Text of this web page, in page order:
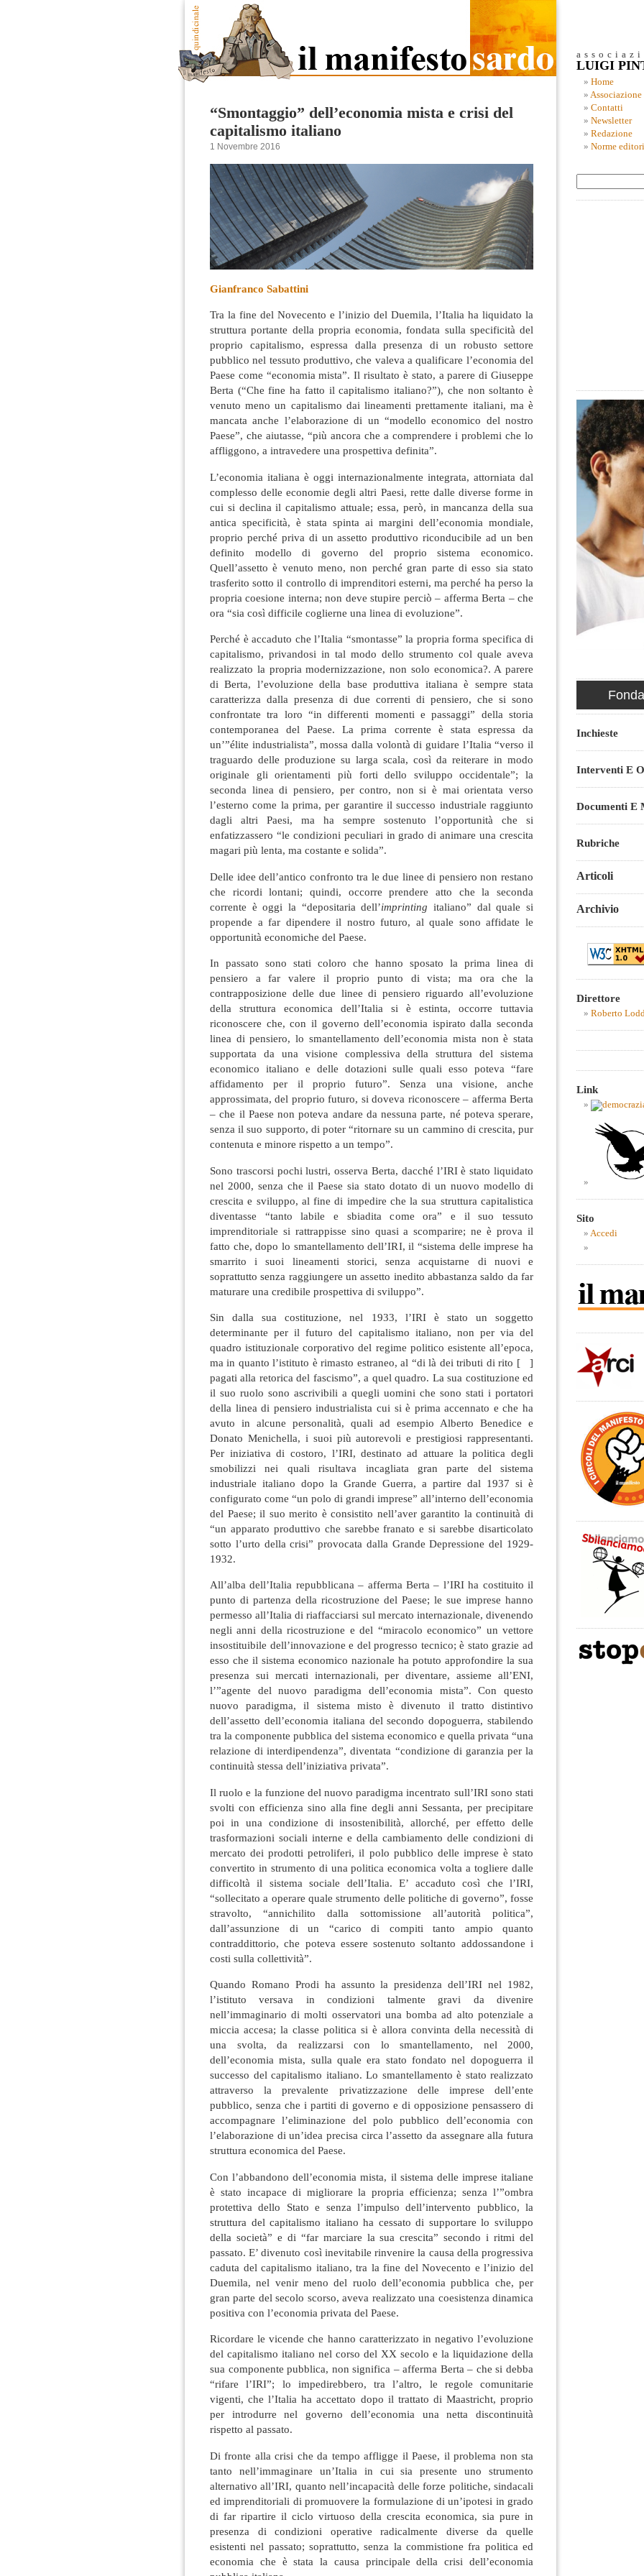
“Smontaggio” dell’economia mista e crisi del
capitalismo italiano
1 Novembre 2016
Gianfranco Sabattini
Tra la fine del Novecento e l’inizio del Duemila, l’Italia ha liquidato la
struttura portante della propria economia, fondata sulla specificità del
proprio capitalismo, espressa dalla presenza di un robusto settore
pubblico nel tessuto produttivo, che valeva a qualificare l’economia del
Paese come “economia mista”. Il risultato è stato, a parere di Giuseppe
Berta (“Che fine ha fatto il capitalismo italiano?”), che non soltanto è
venuto meno un capitalismo dai lineamenti prettamente italiani, ma è
mancata anche l’elaborazione di un “modello economico del nostro
Paese”, che aiutasse, “più ancora che a comprendere i problemi che lo
affliggono, a intravedere una prospettiva definita”.
L’economia italiana è oggi internazionalmente integrata, attorniata dal
complesso delle economie degli altri Paesi, rette dalle diverse forme in
cui si declina il capitalismo attuale; essa, però, in mancanza della sua
antica specificità, è stata spinta ai margini dell’economia mondiale,
proprio perché priva di un assetto produttivo riconducibile ad un ben
definito modello di governo del proprio sistema economico.
Quell’assetto è venuto meno, non perché gran parte di esso sia stato
trasferito sotto il controllo di imprenditori esterni, ma perché ha perso la
propria coesione interna; non deve stupire perciò – afferma Berta – che
ora “sia così difficile coglierne una linea di evoluzione”.
Perché è accaduto che l’Italia “smontasse” la propria forma specifica di
capitalismo, privandosi in tal modo dello strumento col quale aveva
realizzato la propria modernizzazione, non solo economica?. A parere
di Berta, l’evoluzione della base produttiva italiana è sempre stata
caratterizza dalla presenza di due correnti di pensiero, che si sono
confrontate tra loro “in differenti momenti e passaggi” della storia
contemporanea del Paese. La prima corrente è stata espressa da
un’”élite industrialista”, mossa dalla volontà di guidare l’Italia “verso il
traguardo delle produzione su larga scala, così da reiterare in modo
originale gli orientamenti più forti dello sviluppo occidentale”; la
seconda linea di pensiero, per contro, non si è mai orientata verso
l’esterno come la prima, per garantire il successo industriale raggiunto
dagli altri Paesi, ma ha sempre sostenuto l’opportunità che si
enfatizzassero “le condizioni peculiari in grado di animare una crescita
magari più lenta, ma costante e solida”.
Delle idee dell’antico confronto tra le due linee di pensiero non restano
che ricordi lontani; quindi, occorre prendere atto che la seconda
corrente è oggi la “depositaria dell’imprinting italiano” dal quale si
propende a far dipendere il nostro futuro, al quale sono affidate le
opportunità economiche del Paese.
In passato sono stati coloro che hanno sposato la prima linea di
pensiero a far valere il proprio punto di vista; ma ora che la
contrapposizione delle due linee di pensiero riguardo all’evoluzione
della struttura economica dell’Italia si è estinta, occorre tuttavia
riconoscere che, con il governo dell’economia ispirato dalla seconda
linea di pensiero, lo smantellamento dell’economia mista non è stata
supportata da una visione complessiva della struttura del sistema
economico italiano e delle dotazioni sulle quali esso poteva “fare
affidamento per il proprio futuro”. Senza una visione, anche
approssimata, del proprio futuro, si doveva riconoscere – afferma Berta
– che il Paese non poteva andare da nessuna parte, né poteva sperare,
senza il suo supporto, di poter “ritornare su un cammino di crescita, pur
contenuta e minore rispetto a un tempo”.
Sono trascorsi pochi lustri, osserva Berta, dacché l’IRI è stato liquidato
nel 2000, senza che il Paese sia stato dotato di un nuovo modello di
crescita e sviluppo, al fine di impedire che la sua struttura capitalistica
diventasse “tanto labile e sbiadita come ora” e il suo tessuto
imprenditoriale si rattrappisse sino quasi a scomparire; ne è prova il
fatto che, dopo lo smantellamento dell’IRI, il “sistema delle imprese ha
smarrito i suoi lineamenti storici, senza acquistarne di nuovi e
soprattutto senza raggiungere un assetto inedito abbastanza saldo da far
maturare una credibile prospettiva di sviluppo”.
Sin dalla sua costituzione, nel 1933, l’IRI è stato un soggetto
determinante per il futuro del capitalismo italiano, non per via del
quadro istituzionale corporativo del regime politico esistente all’epoca,
ma in quanto l’istituto è rimasto estraneo, al “di là dei tributi di rito [ ]
pagati alla retorica del fascismo”, a quel quadro. La sua costituzione ed
il suo ruolo sono ascrivibili a quegli uomini che sono stati i portatori
della linea di pensiero industrialista cui si è prima accennato e che ha
avuto in alcune personalità, quali ad esempio Alberto Benedice e
Donato Menichella, i suoi più autorevoli e prestigiosi rappresentanti.
Per iniziativa di costoro, l’IRI, destinato ad attuare la politica degli
smobilizzi nei quali risultava incagliata gran parte del sistema
industriale italiano dopo la Grande Guerra, a partire dal 1937 si è
configurato come “un polo di grandi imprese” all’interno dell’economia
del Paese; il suo merito è consistito nell’aver garantito la continuità di
“un apparato produttivo che sarebbe franato e si sarebbe disarticolato
sotto l’urto della crisi” provocata dalla Grande Depressione del 1929-
1932.
All’alba dell’Italia repubblicana – afferma Berta – l’IRI ha costituito il
punto di partenza della ricostruzione del Paese; le sue imprese hanno
permesso all’Italia di riaffacciarsi sul mercato internazionale, divenendo
negli anni della ricostruzione e del “miracolo economico” un vettore
insostituibile dell’innovazione e del progresso tecnico; è stato grazie ad
esso che il sistema economico nazionale ha potuto approfondire la sua
presenza sui mercati internazionali, per diventare, assieme all’ENI,
l’”agente del nuovo paradigma dell’economia mista”. Con questo
nuovo paradigma, il sistema misto è divenuto il tratto distintivo
dell’assetto dell’economia italiana del secondo dopoguerra, stabilendo
tra la componente pubblica del sistema economico e quella privata “una
relazione di interdipendenza”, diventata “condizione di garanzia per la
continuità stessa dell’iniziativa privata”.
Il ruolo e la funzione del nuovo paradigma incentrato sull’IRI sono stati
svolti con efficienza sino alla fine degli anni Sessanta, per precipitare
poi in una condizione di insostenibilità, allorché, per effetto delle
trasformazioni sociali interne e della cambiamento delle condizioni di
mercato dei prodotti petroliferi, il polo pubblico delle imprese è stato
convertito in strumento di una politica economica volta a togliere dalle
difficoltà il sistema sociale dell’Italia. E’ accaduto così che l’IRI,
“sollecitato a operare quale strumento delle politiche di governo”, fosse
stravolto, “annichilito dalla sottomissione all’autorità politica”,
dall’assunzione di un “carico di compiti tanto ampio quanto
contraddittorio, che poteva essere sostenuto soltanto addossandone i
costi sulla collettività”.
Quando Romano Prodi ha assunto la presidenza dell’IRI nel 1982,
l’istituto versava in condizioni talmente gravi da divenire
nell’immaginario di molti osservatori una bomba ad alto potenziale a
miccia accesa; la classe politica si è allora convinta della necessità di
una svolta, da realizzarsi con lo smantellamento, nel 2000,
dell’economia mista, sulla quale era stato fondato nel dopoguerra il
successo del capitalismo italiano. Lo smantellamento è stato realizzato
attraverso la prevalente privatizzazione delle imprese dell’ente
pubblico, senza che i partiti di governo e di opposizione pensassero di
accompagnare l’eliminazione del polo pubblico dell’economia con
l’elaborazione di un’idea precisa circa l’assetto da assegnare alla futura
struttura economica del Paese.
Con l’abbandono dell’economia mista, il sistema delle imprese italiane
è stato incapace di migliorare la propria efficienza; senza l’”ombra
protettiva dello Stato e senza l’impulso dell’intervento pubblico, la
struttura del capitalismo italiano ha cessato di supportare lo sviluppo
della società” e di “far marciare la sua crescita” secondo i ritmi del
passato. E’ divenuto così inevitabile rinvenire la causa della progressiva
caduta del capitalismo italiano, tra la fine del Novecento e l’inizio del
Duemila, nel venir meno del ruolo dell’economia pubblica che, per
gran parte del secolo scorso, aveva realizzato una coesistenza dinamica
positiva con l’economia privata del Paese.
Ricordare le vicende che hanno caratterizzato in negativo l’evoluzione
del capitalismo italiano nel corso del XX secolo e la liquidazione della
sua componente pubblica, non significa – afferma Berta – che si debba
“rifare l’IRI”; lo impedirebbero, tra l’altro, le regole comunitarie
vigenti, che l’Italia ha accettato dopo il trattato di Maastricht, proprio
per introdurre nel governo dell’economia una netta discontinuità
rispetto al passato.
Di fronte alla crisi che da tempo affligge il Paese, il problema non sta
tanto nell’immaginare un’Italia in cui sia presente uno strumento
alternativo all’IRI, quanto nell’incapacità delle forze politiche, sindacali
ed imprenditoriali di promuovere la formulazione di un’ipotesi in grado
di far ripartire il ciclo virtuoso della crescita economica, sia pure in
presenza di condizioni operative radicalmente diverse da quelle
esistenti nel passato; soprattutto, senza la commistione fra politica ed
economia che è stata la causa principale della crisi dell’economia
LUIGI
Home
Associazione
Contatti
Newsletter
Redazione
Norme
Inchieste
Interventi E
Documenti E
Rubriche
Articoli
Archivio
Direttore
Roberto
Link
Sito
Accedi